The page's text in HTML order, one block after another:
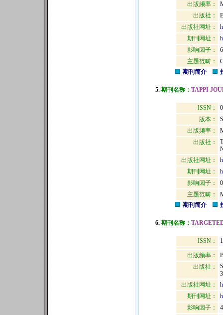
出版频率：
出版社：
出版社网址：
期刊网址：
影响因子：
主题范畴：
期刊简介
5. 期刊名称： TAPPI
ISSN：
版本：
出版频率：
出版社：
出版社网址：
期刊网址：
影响因子：
主题范畴：
期刊简介
6. 期刊名称：
ISSN：
出版频率：
出版社：
出版社网址：
期刊网址：
影响因子：